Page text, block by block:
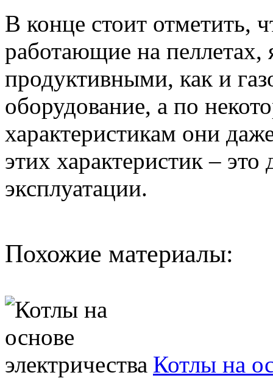
В конце стоит отметить,
работающие на пеллетах,
продуктивными, как и
оборудование, а по
характеристикам они
этих характеристик –
эксплуатации.
Похожие материалы:
Котлы на